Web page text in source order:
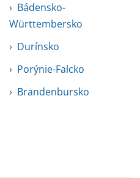
Bádensko-
Württembersko
Durínsko
Porýnie-Falcko
Brandenbursko